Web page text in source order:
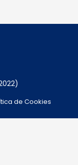
de Cookies